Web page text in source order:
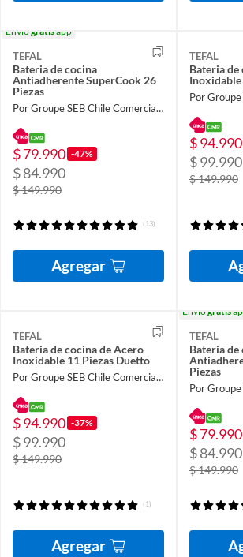
Envíogratisapp
TEFAL
Bateria de cocina
Antiadherente SuperCook 26
Piezas
Por Groupe SEB Chile Comercial Limitada
$ 79.990 -47%
$ 84.990
$ 149.990
(13)
Agregar
TEFAL
Bateria de
$ 94.990
$ 99.990
$ 149.990
TEFAL
Bateria de cocina de Acero
Inoxidable 11 Piezas Duetto
Por Groupe SEB Chile Comercial Limitada
$ 94.990 -37%
$ 99.990
$ 149.990
(1)
Agregar
Envíogratis
TEFAL
Bateria de
Piezas
$ 79.990
$ 84.990
$ 149.990